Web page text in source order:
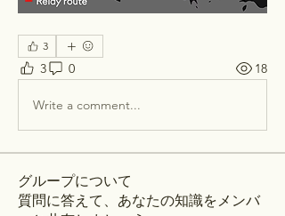
3
3 0 18
Write a comment...
グループについて
質問に答えて、あなたの知識をメンバ